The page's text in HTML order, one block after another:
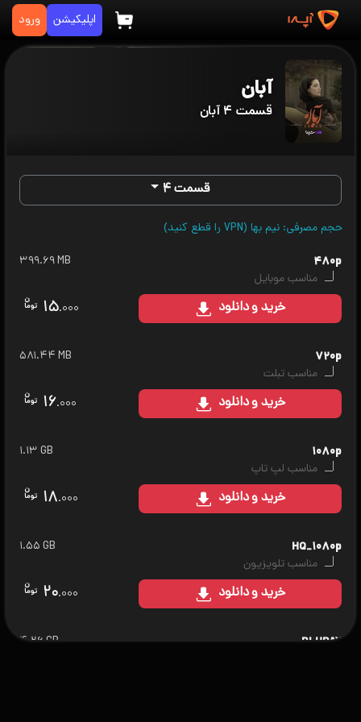
اپلیکیشن ورود
آبان
قسمت ۴ آبان
قسمت ۴
حجم مصرفی: نیم بها (VPN را قطع کنید)
۴۸۰p
مناسب موبایل
۳۹۹.۶۹ MB
خریدو دانلود ۱۵.۰۰۰
۷۲۰p
مناسب تبلت
۵۸۱.۴۴ MB
خریدو دانلود ۱۶.۰۰۰
۱۰۸۰p
مناسب لپ تاپ
۱.۱۳ GB
خریدو دانلود ۱۸.۰۰۰
HQ_۱۰۸۰p
مناسب تلویزیون
۱.۵۵ GB
خریدو دانلود ۲۰.۰۰۰
BLURAY
۴.۲۶ GB